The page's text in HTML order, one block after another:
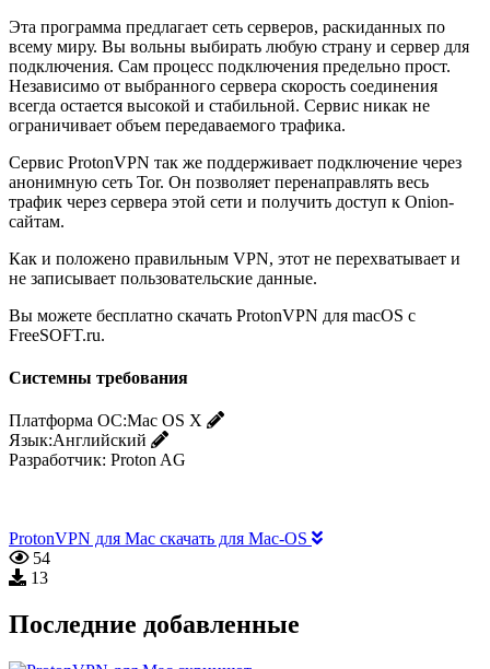
Эта программа предлагает сеть серверов, раскиданных по
всему миру. Вы вольны выбирать любую страну и сервер для
подключения. Сам процесс подключения предельно прост.
Независимо от выбранного сервера скорость соединения
всегда остается высокой и стабильной. Сервис никак не
ограничивает объем передаваемого трафика.
Сервис ProtonVPN так же поддерживает подключение через
анонимную сеть Tor. Он позволяет перенаправлять весь
трафик через сервера этой сети и получить доступ к Onion-
сайтам.
Как и положено правильным VPN, этот не перехватывает и
не записывает пользовательские данные.
Вы можете бесплатно скачать ProtonVPN для macOS с
FreeSOFT.ru.
Системны требования
Платформа ОС:Mac OS X
Язык:Английский
Разработчик: Proton AG
ProtonVPN для Mac скачать для Mac-OS
54
13
Последние добавленные